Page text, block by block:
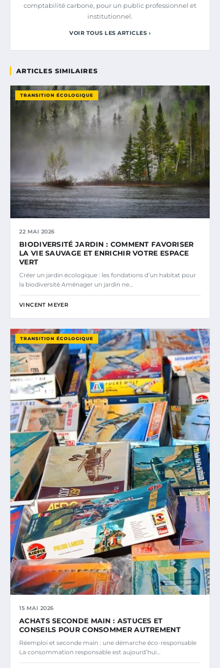
comptabilité carbone, pour un public professionnel et
institutionnel.
VOIR TOUS LES ARTICLES ›
ARTICLES SIMILAIRES
TRANSITION ÉCOLOGIQUE
22 MAI 2026
BIODIVERSITÉ JARDIN : COMMENT FAVORISER
LA VIE SAUVAGE ET ENRICHIR VOTRE ESPACE
VERT
Créer un jardin écologique : les fondations d’un habitat pour
la biodiversité Aménager un jardin ne…
VINCENT MEYER
TRANSITION ÉCOLOGIQUE
15 MAI 2026
ACHATS SECONDE MAIN : ASTUCES ET
CONSEILS POUR CONSOMMER AUTREMENT
Réemploi et seconde main : une démarche éco-responsable
La consommation responsable est aujourd’hui…